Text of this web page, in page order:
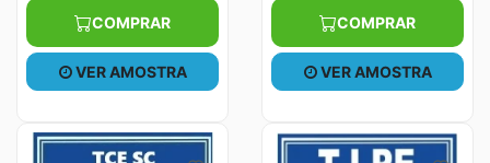
COMPRAR
VER AMOSTRA
COMPRAR
VER AMOSTRA